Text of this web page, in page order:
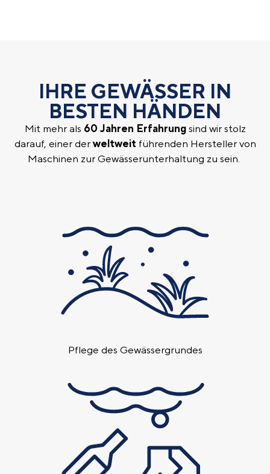
IHRE GEWÄSSER IN
BESTEN HÄNDEN
Mit mehr als 60 Jahren Erfahrungsind wir stolz
darauf, einer der weltweit führenden Hersteller von
Maschinen zur Gewässerunterhaltung zu sein.
Pflege des Gewässer­grundes